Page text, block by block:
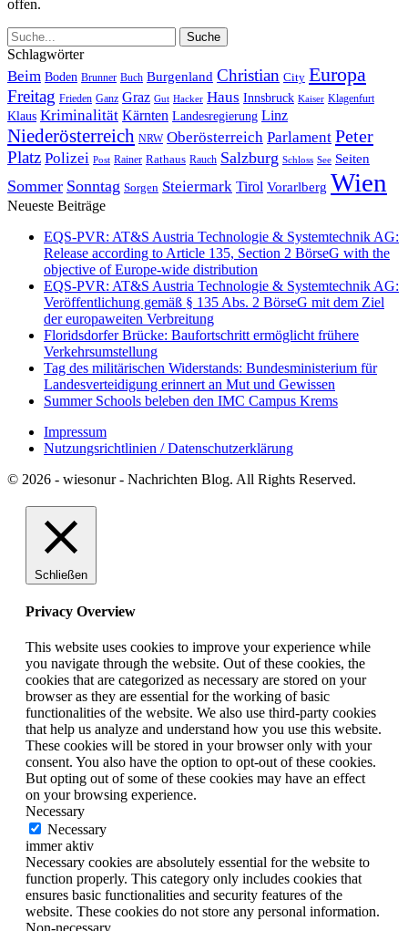
offen.
Schlagwörter
Beim Boden Brunner Buch Burgenland Christian City Europa
Freitag Frieden Ganz Graz Gut Hacker Haus Innsbruck Kaiser Klagenfurt
Klaus Kriminalität Kärnten Landesregierung Linz
Niederösterreich NRW Oberösterreich Parlament Peter
Platz Polizei Post Rainer Rathaus Rauch Salzburg Schloss See Seiten
Sommer Sonntag Sorgen Steiermark Tirol Vorarlberg Wien
Neueste Beiträge
EQS-PVR: AT&S Austria Technologie & Systemtechnik AG:
Release according to Article 135, Section 2 BörseG with the
objective of Europe-wide distribution
EQS-PVR: AT&S Austria Technologie & Systemtechnik AG:
Veröffentlichung gemäß § 135 Abs. 2 BörseG mit dem Ziel
der europaweiten Verbreitung
Floridsdorfer Brücke: Baufortschritt ermöglicht frühere
Verkehrsumstellung
Tag des militärischen Widerstands: Bundesministerium für
Landesverteidigung erinnert an Mut und Gewissen
Summer Schools beleben den IMC Campus Krems
Impressum
Nutzungsrichtlinien / Datenschutzerklärung
© 2026 - wiesonur - Nachrichten Blog. All Rights Reserved.
Schließen
Privacy Overview
This website uses cookies to improve your experience while
you navigate through the website. Out of these cookies, the
cookies that are categorized as necessary are stored on your
browser as they are essential for the working of basic
functionalities of the website. We also use third-party cookies
that help us analyze and understand how you use this website.
These cookies will be stored in your browser only with your
consent. You also have the option to opt-out of these cookies.
But opting out of some of these cookies may have an effect
on your browsing experience.
Necessary
Necessary
immer aktiv
Necessary cookies are absolutely essential for the website to
function properly. This category only includes cookies that
ensures basic functionalities and security features of the
website. These cookies do not store any personal information.